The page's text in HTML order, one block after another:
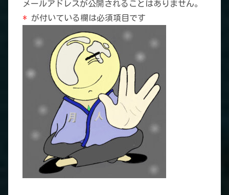
メールアドレスが公開されることはありません。
* が付いている欄は必須項目です